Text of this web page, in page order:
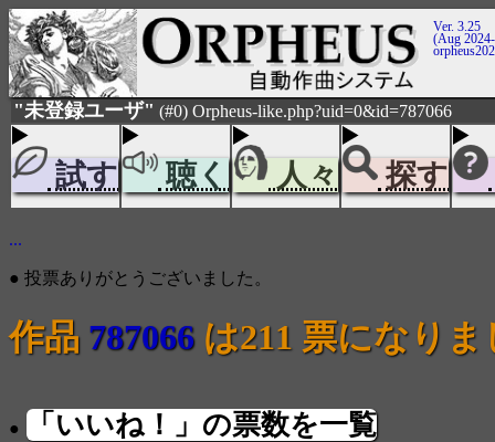
Ver. 3.25
(Aug
"未登録ユーザ" (#0) Orpheus-like.php?uid=0&id=787066
試す 聴く 人々 探す
...
● 投票ありがとうございました。
作品 787066 は211 票になりま
● 「いいね！」の票数を一覧